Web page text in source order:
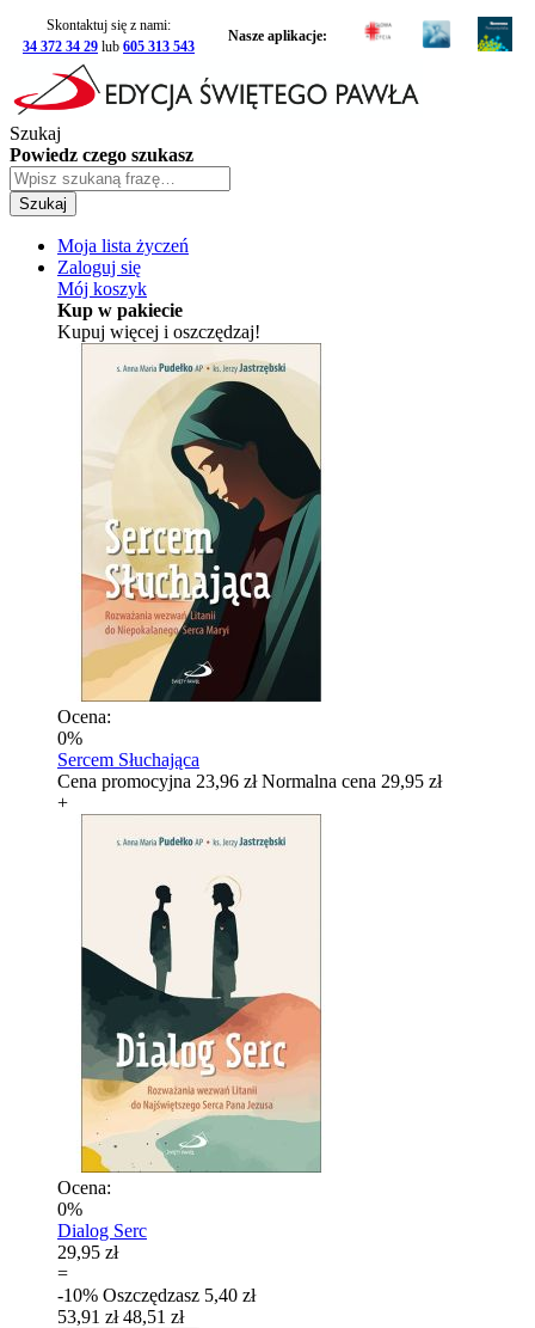
Skontaktuj się z nami:
34 372 34 29 lub 605 313 543
Nasze aplikacje:
Szukaj
Powiedz czego szukasz
Szukaj
Moja lista życzeń
Zaloguj się
Mój koszyk
Kup w pakiecie
Kupuj więcej i oszczędzaj!
Ocena:
0%
Sercem Słuchająca
Cena promocyjna 23,96 zł Normalna cena 29,95 zł
+
Ocena:
0%
Dialog Serc
29,95 zł
=
-10% Oszczędzasz 5,40 zł
53,91 zł 48,51 zł